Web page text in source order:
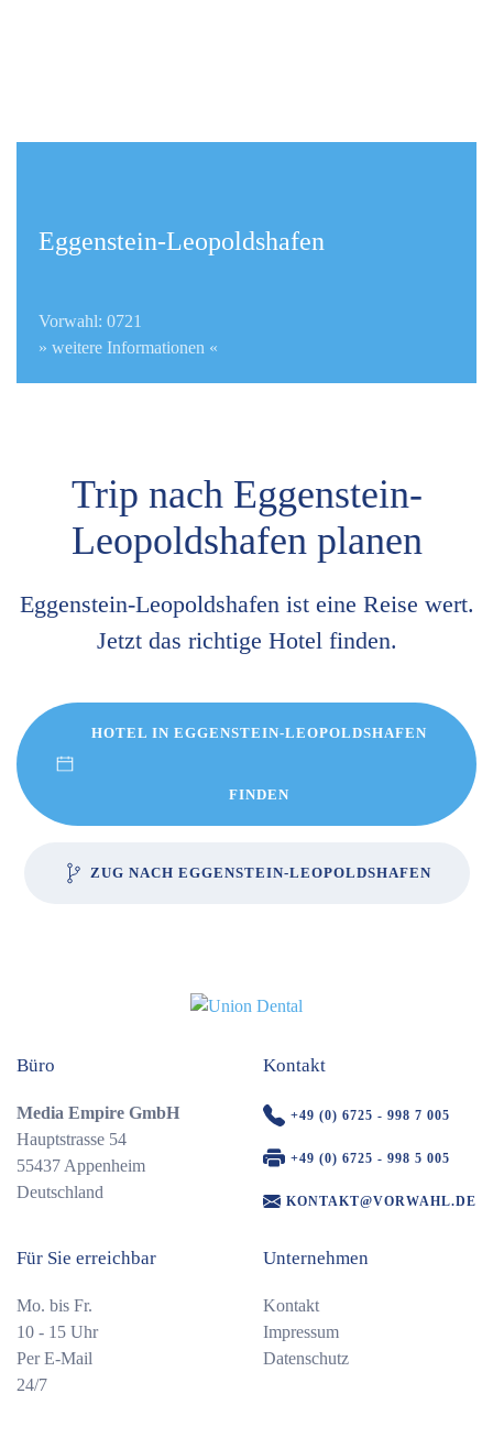
Eggenstein-Leopoldshafen
Vorwahl: 0721
» weitere Informationen «
Trip nach Eggenstein-
Leopoldshafen planen
Eggenstein-Leopoldshafen ist eine Reise wert.
Jetzt das richtige Hotel finden.
HOTEL IN EGGENSTEIN-LEOPOLDSHAFEN
FINDEN
ZUG NACH EGGENSTEIN-LEOPOLDSHAFEN
Büro
Media Empire GmbH
Hauptstrasse 54
55437 Appenheim
Deutschland
Kontakt
+49 (0) 6725 - 998 7 005
+49 (0) 6725 - 998 5 005
KONTAKT@VORWAHL.DE
Für Sie erreichbar
Mo. bis Fr.
10 - 15 Uhr
Per E-Mail
24/7
Unternehmen
Kontakt
Impressum
Datenschutz